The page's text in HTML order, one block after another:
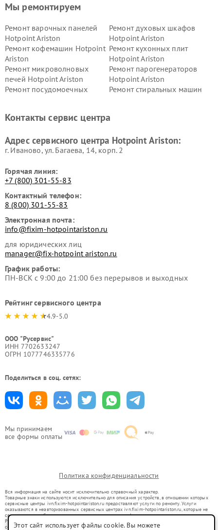
Мы принимаем
все формы оплаты
Мы ремонтируем
Ремонт варочных панелей
Hotpoint Ariston
Ремонт духовых шкафов
Hotpoint Ariston
Ремонт кофемашин Hotpoint
Ariston
Ремонт кухонных плит
Hotpoint Ariston
Ремонт микроволновых
печей Hotpoint Ariston
Ремонт парогенераторов
Hotpoint Ariston
Ремонт посудомоечных
Ремонт стиральных машин
Hotpoint Ariston
Hotpoint Ariston
Ariston
Hotpoint Ariston
Контакты сервис центра
Адрес сервисного центра Hotpoint Ariston:
г. Иваново, ул. Багаева, 14, корп. 2
Горячая линия:
+7 (800) 301-55-83
Контактный телефон:
8 (800) 301-55-83
Электронная почта:
info@fixim-hotpointariston.ru
для юридических лиц
manager@fix-hotpoint ariston.ru
График работы:
ПН-ВСК с 9:00 до 21:00 без перерывов и выходных
Рейтинг сервисного центра
4.9-5.0
ООО "Русервис"
ИНН 7702633247
ОГРН 1077746335776
Поделиться в соц. сетях:
Политика конфиденциальности
Вся информация на сайте носит исключительно справочный характер.
Товарные знаки используются исключительно для описания устройств, в отношении которых
сервисные центры ivn.fixim-hotpointariston.ru предоставляют услуги по ремонту. Услуги
оказываются в неавторизованных сервисных центрах ivn.fixim-hotpointariston.ru, которые не
связаны с правообладателями товарных знаков или их официальными представителями.
Ремонт осуществляется для устройств, уже введенных в гражданский оборот в соответствии
со статьей 1487 ГК РФ.
Этот сайт использует файлы cookie. Вы можете